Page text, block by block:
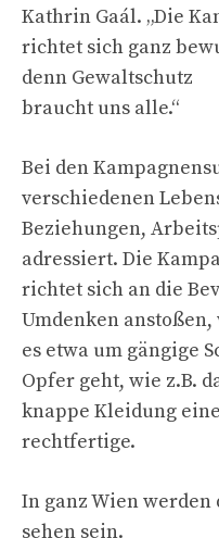
Kathrin Gaál. „Die
richtet sich ganz
denn Gewaltschutz
braucht uns alle.“
Bei den
verschiedenen
Beziehungen,
adressiert. Die
richtet sich an die
Umdenken anstoßen,
es etwa um gängige
Opfer geht, wie z.B.
knappe Kleidung
rechtfertige.
In ganz Wien werden
sehen sein.